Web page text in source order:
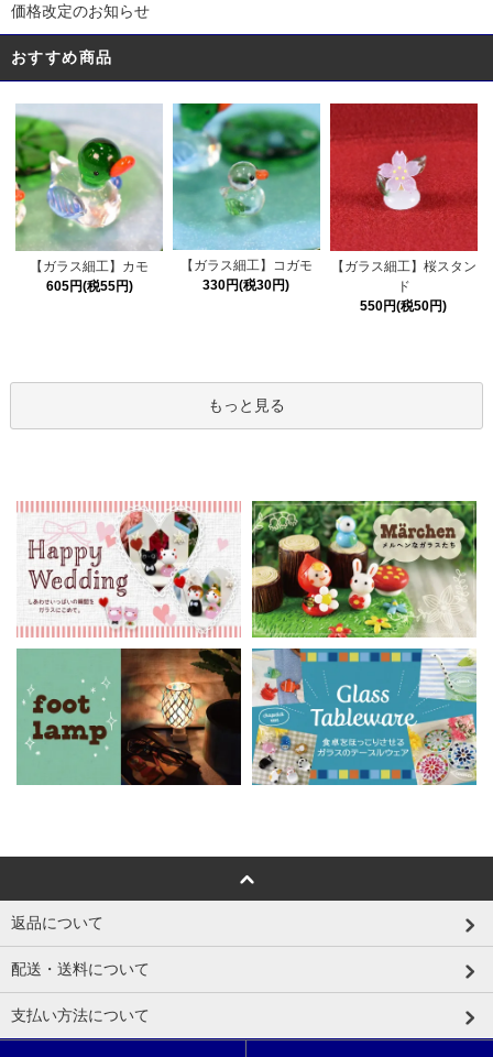
価格改定のお知らせ
おすすめ商品
【ガラス細工】カモ
605円(税55円)
【ガラス細工】コガモ
330円(税30円)
【ガラス細工】桜スタン
ド
550円(税50円)
もっと見る
返品について
配送・送料について
支払い方法について